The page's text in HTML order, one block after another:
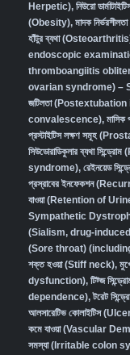
Herpetic), নিউরো
(Obesity), মাদক
হাঁটুর ব্যথা
endoscopic
thromboangiitis
ovarian syndrome) –
জটিলতা
convalescence),
প্রস্টাইটিস লক্ষণ সমূহ
সিউডোরাডিকুলার ব্যথা
syndrome), রেইনয়েড
প্রস্রাবের ইনফেকশন
যাওয়া (Retention of
Sympathetic
(Sialism, drug-
(Sore throat)
শক্ত হওয়া (Stiff neck),
dysfunction), টিট্জ
dependence),টরেট
আলসারেটিভ কোলাইটিস
কমে যাওয়া (Vascular
সমস্যা (Irritable colon